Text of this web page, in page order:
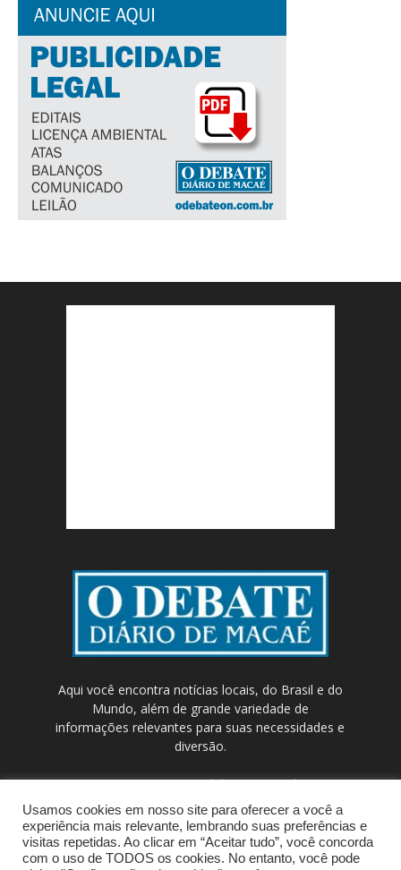
Aqui você encontra notícias locais, do Brasil e do
Mundo, além de grande variedade de
informações relevantes para suas necessidades e
diversão.
Contato:contato@odebateon.com.br /
comercia@odebateon.com.br
Usamos cookies em nosso site para oferecer a você a
experiência mais relevante, lembrando suas preferências e
visitas repetidas. Ao clicar em “Aceitar tudo”, você concorda
com o uso de TODOS os cookies. No entanto, você pode